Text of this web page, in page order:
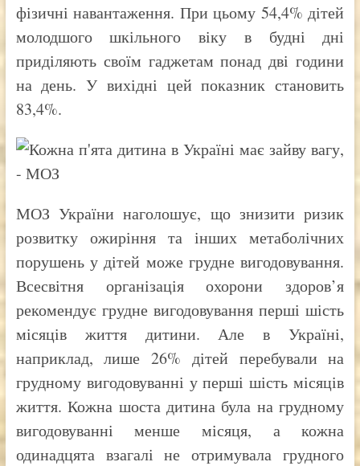
фізичні навантаження. При цьому 54,4% дітей
молодшого шкільного віку в будні дні
приділяють своїм гаджетам понад дві години
на день. У вихідні цей показник становить
83,4%.
МОЗ України наголошує, що знизити ризик
розвитку ожиріння та інших метаболічних
порушень у дітей може грудне вигодовування.
Всесвітня організація охорони здоров’я
рекомендує грудне вигодовування перші шість
місяців життя дитини. Але в Україні,
наприклад, лише 26% дітей перебували на
грудному вигодовуванні у перші шість місяців
життя. Кожна шоста дитина була на грудному
вигодовуванні менше місяця, а кожна
одинадцята взагалі не отримувала грудного